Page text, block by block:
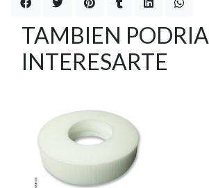
TAMBIEN PODRIA
INTERESARTE